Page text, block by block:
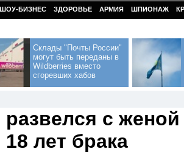
ШОУ-БИЗНЕС ЗДОРОВЬЕ АРМИЯ ШПИОНАЖ
Склады "Почты России"
могут быть переданы в
Wildberries вместо
сгоревших хабов
с женой
лет брака